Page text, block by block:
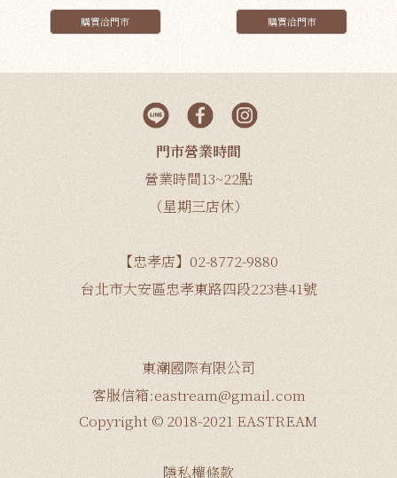
購買洽門市 購買洽門市
門市營業時間
營業時間13~22點
（星期三店休）
【忠孝店】02-8772-9880
台北市大安區忠孝東路四段223巷41號
東潮國際有限公司
客服信箱:eastream@gmail.com
Copyright © 2018-2021 EASTREAM
隱私權條款